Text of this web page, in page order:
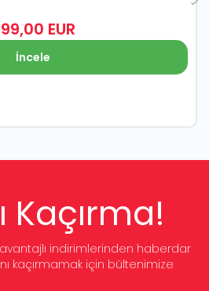
,00 EUR
İncele
Kaçırma!
indirimlerinden haberdar
kaçırmamak için bültenimize